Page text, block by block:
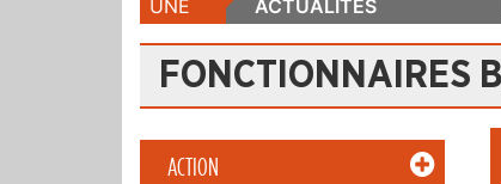
UNE
ACTUALITÉS
FONCTIONNAIRES
ACTION